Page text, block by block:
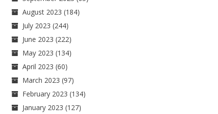
August 2023 (184)
July 2023 (244)
June 2023 (222)
May 2023 (134)
April 2023 (60)
March 2023 (97)
February 2023 (134)
January 2023 (127)